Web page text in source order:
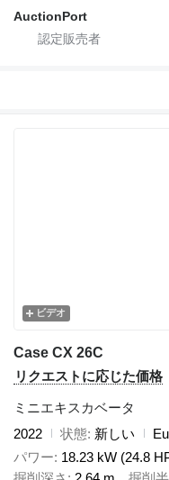
AuctionPort
ビデオ
Case CX 26C
リクエストに応じた価格
ミニエキスカベータ
2022
状態 新しい
パワー 18.23 kW (24.8